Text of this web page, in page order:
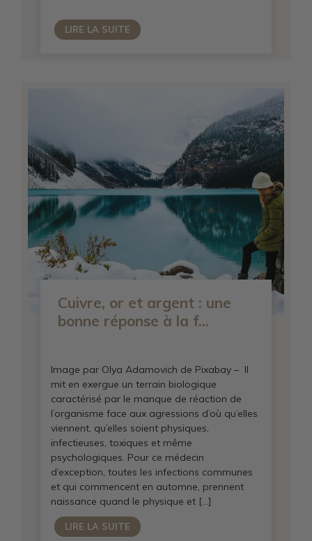
LIRE LA SUITE
Cuivre, or et argent : une
bonne réponse à la f...
Image par Olya Adamovich de Pixabay – Il
mit en exergue un terrain biologique
caractérisé par le manque de réaction de
l’organisme face aux agressions d’où qu’elles
viennent, qu’elles soient physiques,
infectieuses, toxiques et même
psychologiques. Pour ce médecin
d’exception, toutes les infections communes
et qui commencent en automne, prennent
naissance quand le physique et […]
LIRE LA SUITE